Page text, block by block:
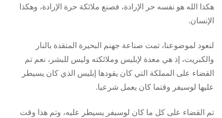
هكذا الله هو نفسه حر الإرادة، فصنع ملائكة حرة الإرادة، وهكذا
الإنسان.
لنعود لموضوعنا، تمت صناعة جهنم البحيرة المتقدة بالنار
والكبريت، إذ هي معدة لإبليس وملائكته وليس للبشر، نعم تم
القضاء على المملكة التي كان يقودها إبليس الذي كان يسيطر
عليها لوسيفر وقتما كان يعمل شرعيا.
تم القضاء على كل ما كان لوسيفر يسيطر عليه، وتم هذا وقت